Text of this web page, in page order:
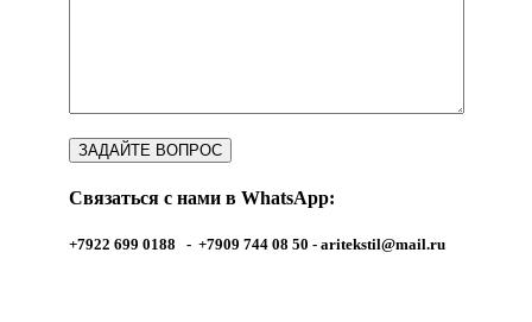
Связаться с нами в WhatsApp:
+7922 699 0188 - +7909 744 08 50 - aritekstil@mail.ru